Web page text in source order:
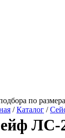
по
/Каталог /
ЛС-